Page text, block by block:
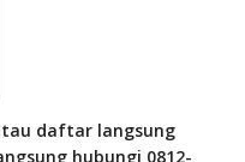
daftar langsung
hubungi 0812-